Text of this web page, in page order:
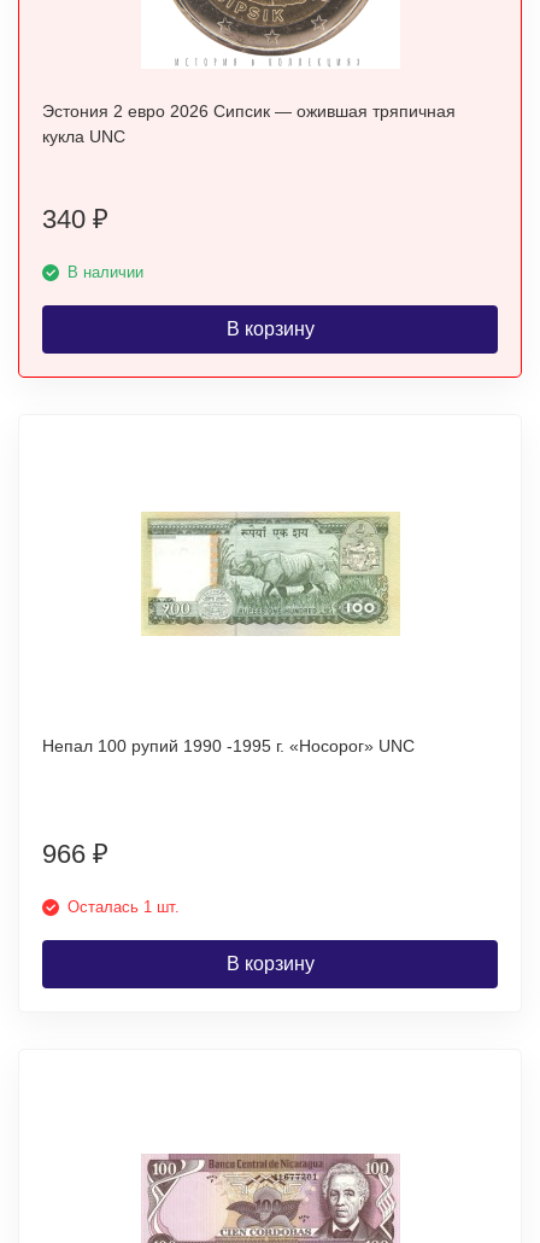
Эстония 2 евро 2026 Сипсик — ожившая тряпичная
кукла UNC
340 ₽
В наличии
В корзину
Непал 100 рупий 1990 -1995 г. «Носорог» UNC
966 ₽
Осталась 1 шт.
В корзину